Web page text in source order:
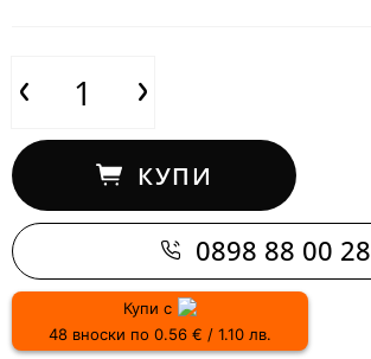
КУПИ
0898 88 00 28
Купи с
48 вноски по 0.56 € / 1.10 лв.